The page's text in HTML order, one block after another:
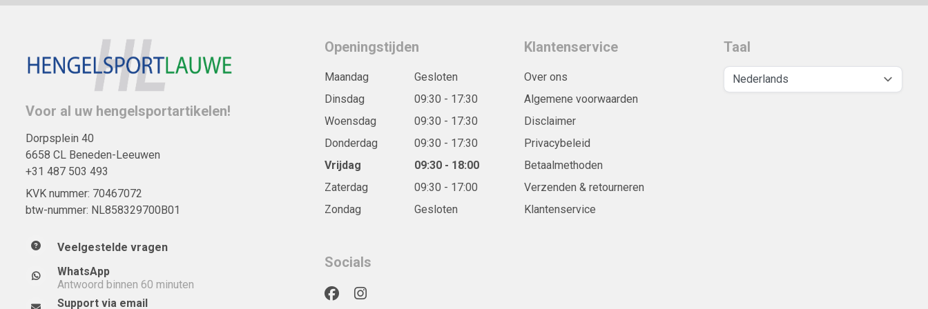
Voor al uw hengelsportartikelen!
Dorpsplein 40
6658 CL Beneden-Leeuwen
+31 487 503 493
KVK nummer: 70467072
btw-nummer: NL858329700B01
Veelgestelde vragen
WhatsApp
Antwoord binnen 60 minuten
Support via email
Openingstijden
Maandag
Gesloten
Dinsdag
09:30 - 17:30
Woensdag
09:30 - 17:30
Donderdag
09:30 - 17:30
Vrijdag
09:30 - 18:00
Zaterdag
09:30 - 17:00
Zondag
Gesloten
Socials
Klantenservice
Over ons
Algemene voorwaarden
Disclaimer
Privacybeleid
Betaalmethoden
Verzenden & retourneren
Klantenservice
Taal